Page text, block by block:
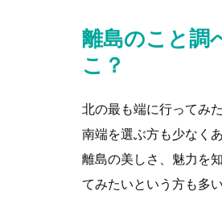
離島のこと調
こ？
北の最も端に行ってみ
南端を選ぶ方も少なく
離島の美しさ、魅力を
てみたいという方も多